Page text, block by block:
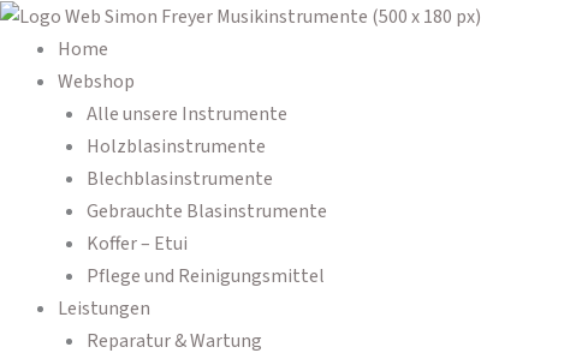
Zum
Inhalt
springen
Home
Webshop
Alle unsere Instrumente
Holzblasinstrumente
Blechblasinstrumente
Gebrauchte Blasinstrumente
Koffer – Etui
Pflege und Reinigungsmittel
Leistungen
Reparatur & Wartung
Products
search
Products
search